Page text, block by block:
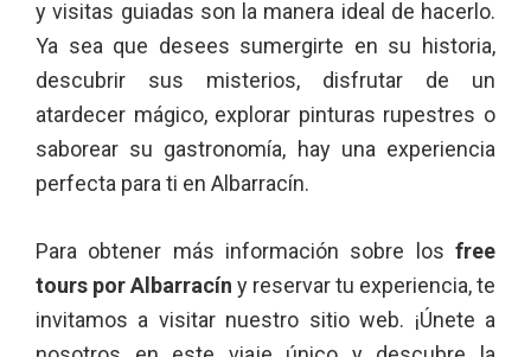
y visitas guiadas son la manera ideal de hacerlo.
Ya sea que desees sumergirte en su historia,
descubrir sus misterios, disfrutar de un
atardecer mágico, explorar pinturas rupestres o
saborear su gastronomía, hay una experiencia
perfecta para ti en Albarracín.
Para obtener más información sobre los free
tours por Albarracín y reservar tu experiencia, te
invitamos a visitar nuestro sitio web. ¡Únete a